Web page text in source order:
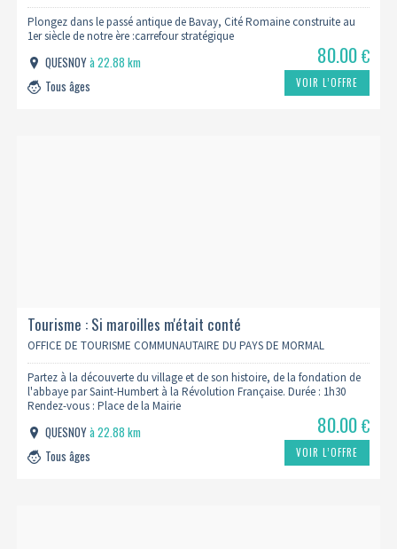
Plongez dans le passé antique de Bavay, Cité Romaine construite au
1er siècle de notre ère :carrefour stratégique
QUESNOYà 22.88 km
Tous âges
80.00€
VOIR L’OFFRE
Tourisme : Si maroilles m'était conté
OFFICE DE TOURISME COMMUNAUTAIRE DU PAYS DE MORMAL
Partez à la découverte du village et de son histoire, de la fondation de
l'abbaye par Saint-Humbert à la Révolution Française. Durée : 1h30
Rendez-vous : Place de la Mairie
QUESNOYà 22.88 km
Tous âges
80.00€
VOIR L’OFFRE